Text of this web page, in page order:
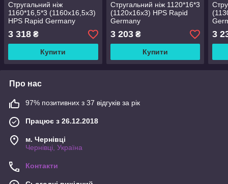
Стругальний ніж
1160*16,5*3 (1160х16,5х3)
HPS Rapid Germany
3 318 ₴
Купити
Стругальний ніж 1120*16*3
(1120х16х3) HPS Rapid
Germany
3 203₴
Купити
3
Про нас
97% позитивних з 37 відгуків за рік
Працює з 26.12.2018
м. Чернівці
Чернівці, Україна
Контакти